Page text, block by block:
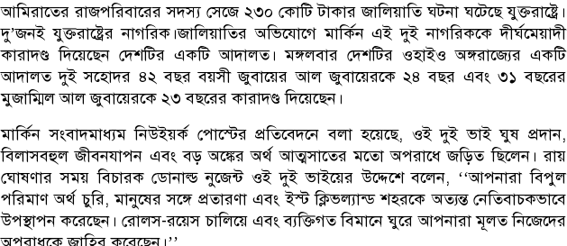
আমিরাতের রাজপরিবারের সদস্য সেজে ২৩০ কোটি টাকার জালিয়াতি ঘটনা ঘটেছে যুক্তরাষ্ট্রে।
দু’জনই যুক্তরাষ্ট্রের নাগরিক।জালিয়াতির অভিযোগে মার্কিন এই দুই নাগরিককে দীর্ঘমেয়াদী
কারাদণ্ড দিয়েছেন দেশটির একটি আদালত। মঙ্গলবার দেশটির ওহাইও অঙ্গরাজ্যের একটি
আদালত দুই সহোদর ৪২ বছর বয়সী জুবায়ের আল জুবায়েরকে ২৪ বছর এবং ৩১ বছরের
মুজাম্মিল আল জুবায়েরকে ২৩ বছরের কারাদণ্ড দিয়েছেন।
মার্কিন সংবাদমাধ্যম নিউইয়র্ক পোস্টের প্রতিবেদনে বলা হয়েছে, ওই দুই ভাই ঘুষ প্রদান,
বিলাসবহুল জীবনযাপন এবং বড় অঙ্কের অর্থ আত্মসাতের মতো অপরাধে জড়িত ছিলেন। রায়
ঘোষণার সময় বিচারক ডোনাল্ড নুজেন্ট ওই দুই ভাইয়ের উদ্দেশে বলেন, ‌‌‘‘আপনারা বিপুল
পরিমাণ অর্থ চুরি, মানুষের সঙ্গে প্রতারণা এবং ইস্ট ক্লিভল্যান্ড শহরকে অত্যন্ত নেতিবাচকভাবে
উপস্থাপন করেছেন। রোলস-রয়েস চালিয়ে এবং ব্যক্তিগত বিমানে ঘুরে আপনারা মূলত নিজেদের